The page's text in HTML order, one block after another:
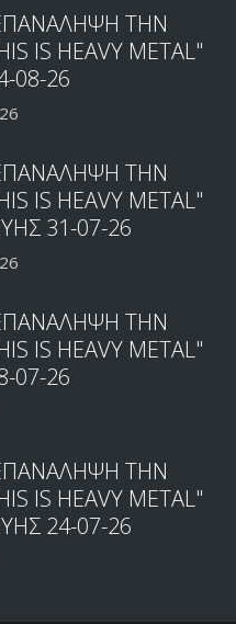
ΤΗΝ
IS HEAVY METAL"
08-26
ΤΗΝ
IS HEAVY METAL"
31-07-26
ΤΗΝ
IS HEAVY METAL"
07-26
ΤΗΝ
IS HEAVY METAL"
24-07-26